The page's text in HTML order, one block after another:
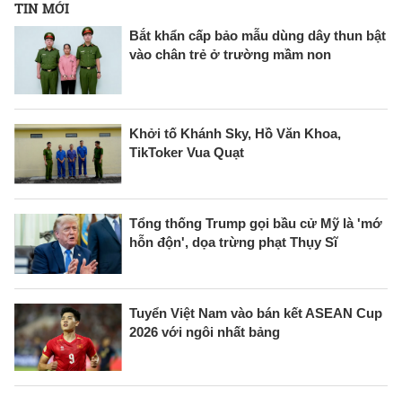
TIN MỚI
Bắt khẩn cấp bảo mẫu dùng dây thun bật
vào chân trẻ ở trường mầm non
Khởi tố Khánh Sky, Hồ Văn Khoa,
TikToker Vua Quạt
Tổng thống Trump gọi bầu cử Mỹ là 'mớ
hỗn độn', dọa trừng phạt Thụy Sĩ
Tuyển Việt Nam vào bán kết ASEAN Cup
2026 với ngôi nhất bảng